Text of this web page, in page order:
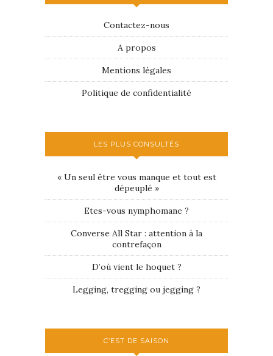
Contactez-nous
A propos
Mentions légales
Politique de confidentialité
LES PLUS CONSULTÉS
« Un seul être vous manque et tout est
dépeuplé »
Etes-vous nymphomane ?
Converse All Star : attention à la
contrefaçon
D’où vient le hoquet ?
Legging, tregging ou jegging ?
C’EST DE SAISON